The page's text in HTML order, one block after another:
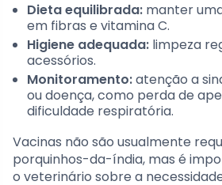
Dieta equilibrada: manter
em fibras e vitamina C.
Higiene adequada: limpeza
acessórios.
Monitoramento:atenção a
ou doença, como perda de
dificuldade respiratória.
Vacinas não são usualmente
porquinhos-da-índia, mas é
o veterinário sobre a